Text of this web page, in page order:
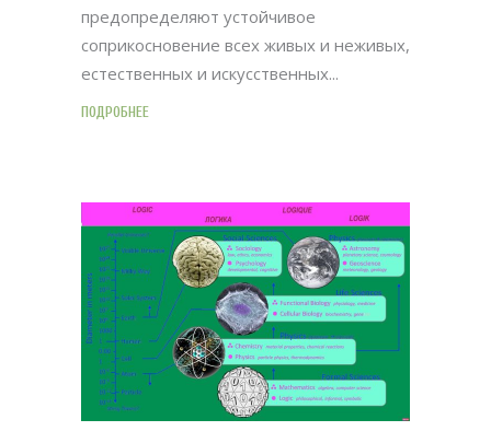
предопределяют устойчивое
соприкосновение всех живых и неживых,
естественных и искусственных
ПОДРОБНЕЕ